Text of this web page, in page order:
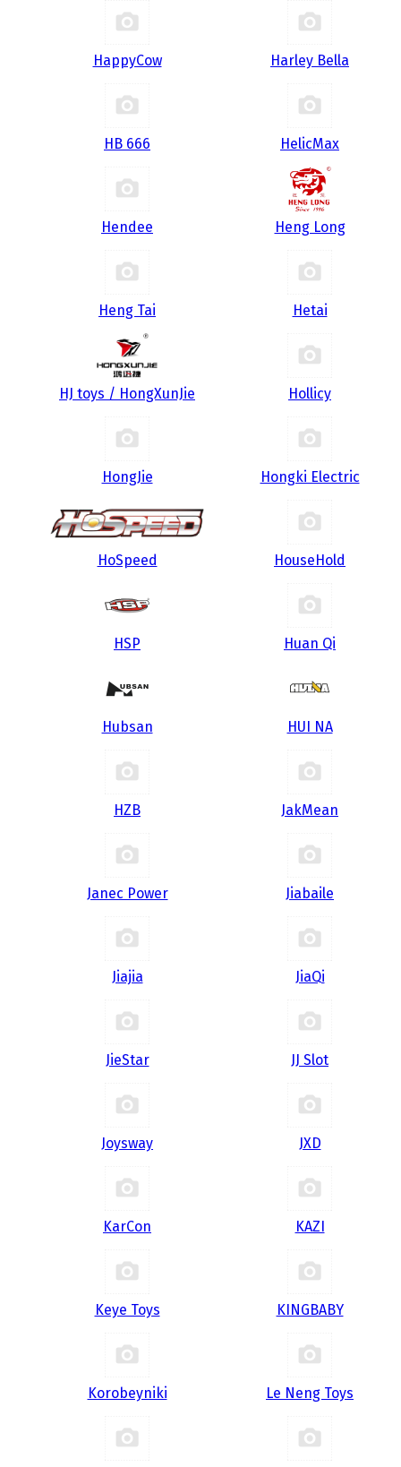
HappyCow Harley Bella
HB 666 HelicMax
Hendee Heng Long
Heng Tai Hetai
HJ toys / HongXunJie Hollicy
HongJie Hongki Electric
HoSpeed HouseHold
HSP Huan Qi
Hubsan HUI NA
HZB JakMean
Janec Power Jiabaile
Jiajia JiaQi
JieStar JJ Slot
Joysway JXD
KarCon KAZI
Keye Toys KINGBABY
Korobeyniki Le Neng Toys